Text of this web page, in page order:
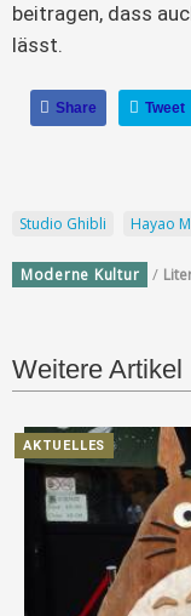
beitragen, dass
lässt.
Share Tweet
Studio Ghibli Hayao
Moderne Kultur /
Weitere Artikel
AKTUELLES